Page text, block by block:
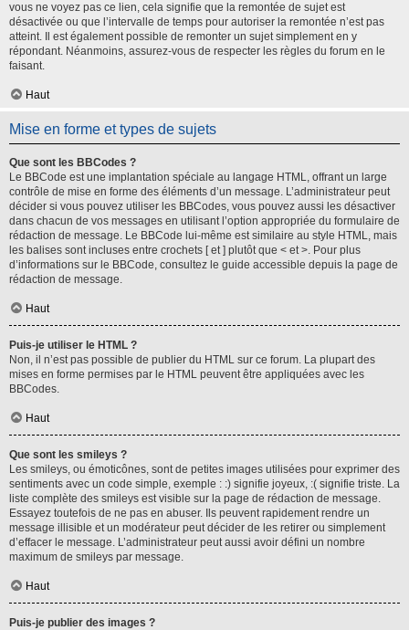
vous ne voyez pas ce lien, cela signifie que la remontée de sujet est
désactivée ou que l’intervalle de temps pour autoriser la remontée n’est pas
atteint. Il est également possible de remonter un sujet simplement en y
répondant. Néanmoins, assurez-vous de respecter les règles du forum en le
faisant.
Haut
Mise en forme et types de sujets
Que sont les BBCodes ?
Le BBCode est une implantation spéciale au langage HTML, offrant un large
contrôle de mise en forme des éléments d’un message. L’administrateur peut
décider si vous pouvez utiliser les BBCodes, vous pouvez aussi les désactiver
dans chacun de vos messages en utilisant l’option appropriée du formulaire de
rédaction de message. Le BBCode lui-même est similaire au style HTML, mais
les balises sont incluses entre crochets [ et ] plutôt que < et >. Pour plus
d’informations sur le BBCode, consultez le guide accessible depuis la page de
rédaction de message.
Haut
Puis-je utiliser le HTML ?
Non, il n’est pas possible de publier du HTML sur ce forum. La plupart des
mises en forme permises par le HTML peuvent être appliquées avec les
BBCodes.
Haut
Que sont les smileys ?
Les smileys, ou émoticônes, sont de petites images utilisées pour exprimer des
sentiments avec un code simple, exemple : :) signifie joyeux, :( signifie triste. La
liste complète des smileys est visible sur la page de rédaction de message.
Essayez toutefois de ne pas en abuser. Ils peuvent rapidement rendre un
message illisible et un modérateur peut décider de les retirer ou simplement
d’effacer le message. L’administrateur peut aussi avoir défini un nombre
maximum de smileys par message.
Haut
Puis-je publier des images ?